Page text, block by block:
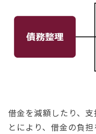
借金を減額したり、
とにより、借金の負